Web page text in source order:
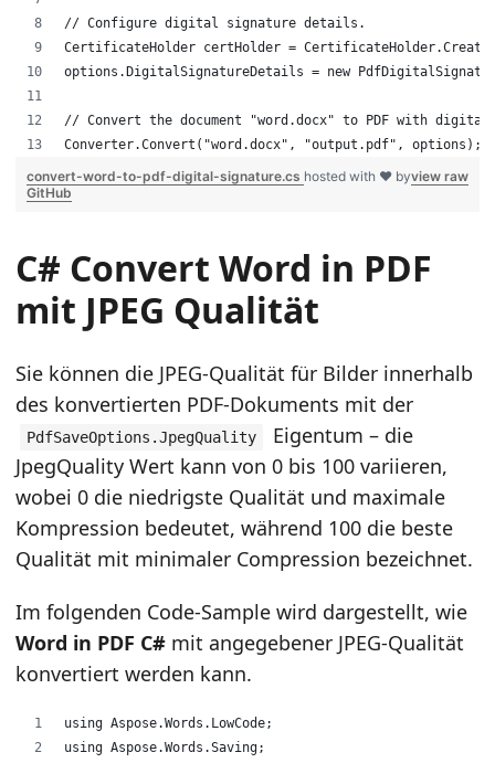
// Configure digital signature details.
CertificateHolder certHolder =
options.DigitalSignatureDetails = new
// Convert the document "word.docx" to PDF with
Converter.Convert("word.docx", "output.pdf", options);
view raw
convert-word-to-pdf-digital-signature.cs hosted with ❤ by
GitHub
C# Convert Word in PDF
mit JPEG Qualität
Sie können die JPEG-Qualität für Bilder innerhalb
des konvertierten PDF-Dokuments mit der
PdfSaveOptions.JpegQuality
Eigentum – die
JpegQuality Wert kann von 0 bis 100 variieren,
wobei 0 die niedrigste Qualität und maximale
Kompression bedeutet, während 100 die beste
Qualität mit minimaler Compression bezeichnet.
Im folgenden Code-Sample wird dargestellt, wie
Word in PDF C# mit angegebener JPEG-Qualität
konvertiert werden kann.
using Aspose.Words.LowCode;
using Aspose.Words.Saving;